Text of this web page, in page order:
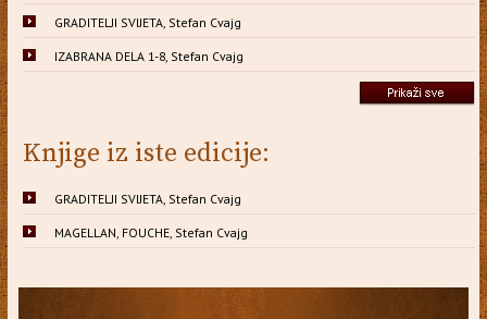
GRADITELJI SVIJETA, Stefan Cvajg
IZABRANA DELA 1-8, Stefan Cvajg
Knjige iz iste edicije:
GRADITELJI SVIJETA, Stefan Cvajg
MAGELLAN, FOUCHE, Stefan Cvajg